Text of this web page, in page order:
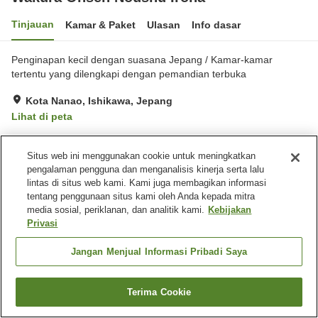
Tinjauan Kamar & Paket Ulasan Info dasar
Penginapan kecil dengan suasana Jepang / Kamar-kamar
tertentu yang dilengkapi dengan pemandian terbuka
Kota Nanao, Ishikawa, Jepang
Lihat di peta
Fasilitas properti
Tempat parkir
Spa / Salon kecantikan
Kafe
Mesin penjual otomatis
Beranda
Wakura Onsen Noushu Iroha
Cari kamar
Situs web ini menggunakan cookie untuk meningkatkan
pengalaman pengguna dan menganalisis kinerja serta lalu
lintas di situs web kami. Kami juga membagikan informasi
tentang penggunaan situs kami oleh Anda kepada mitra
media sosial, periklanan, dan analitik kami. Kebijakan
Privasi
Jangan Menjual Informasi Pribadi Saya
Terima Cookie